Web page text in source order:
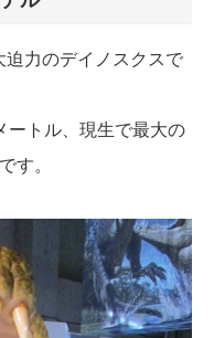
迫力のデイノスクスで
ートル、現生で最大の
す。